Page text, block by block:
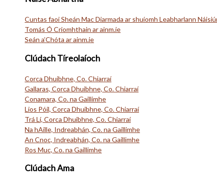
Cuntas faoi Sheán Mac Diarmada ar shuíomh Leabharlann
Tomás Ó Criomhthain ar ainm.ie
Seán a’Chóta ar ainm.ie
Clúdach Tíreolaíoch
Corca Dhuibhne, Co. Chiarraí
Gallaras, Corca Dhuibhne, Co. Chiarraí
Conamara, Co. na Gaillimhe
Lios Póil, Corca Dhuibhne, Co. Chiarraí
Trá Lí, Corca Dhuibhne, Co. Chiarraí
Na hAille, Indreabhán, Co. na Gaillimhe
An Cnoc, Indreabhán, Co. na Gaillimhe
Ros Muc, Co. na Gaillimhe
Clúdach Ama